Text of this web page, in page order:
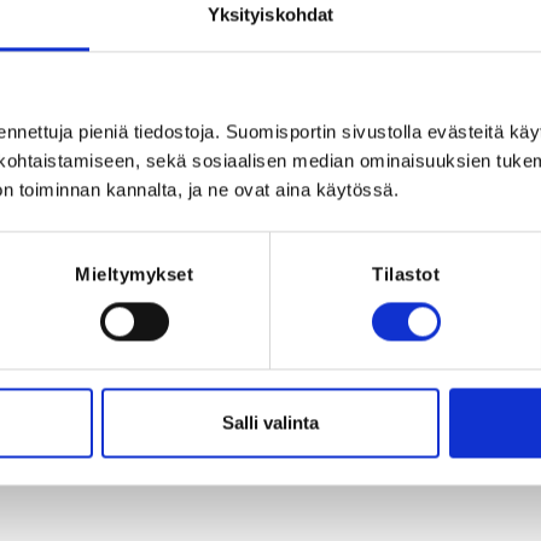
Yksityiskohdat
pieniä tiedostoja. Suomisportin sivustolla evästeitä
sekä sosiaalisen median ominaisuuksien
toiminnan kannalta, ja ne ovat aina käytössä.
Mieltymykset Tilastot
Salli valinta
at 23:59
ja ruokailut (lounas x 2, päivällinen)
Registration